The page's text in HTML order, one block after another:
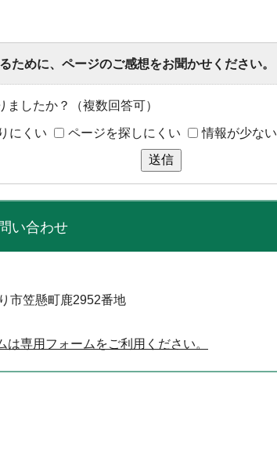
ために、ページのご感想をお聞かせください。
したか？（複数回答可）
にくい ページを探しにくい 情報が少ない
送信
い合わせ
市笠懸町鹿2952番地
は専用フォームをご利用ください。